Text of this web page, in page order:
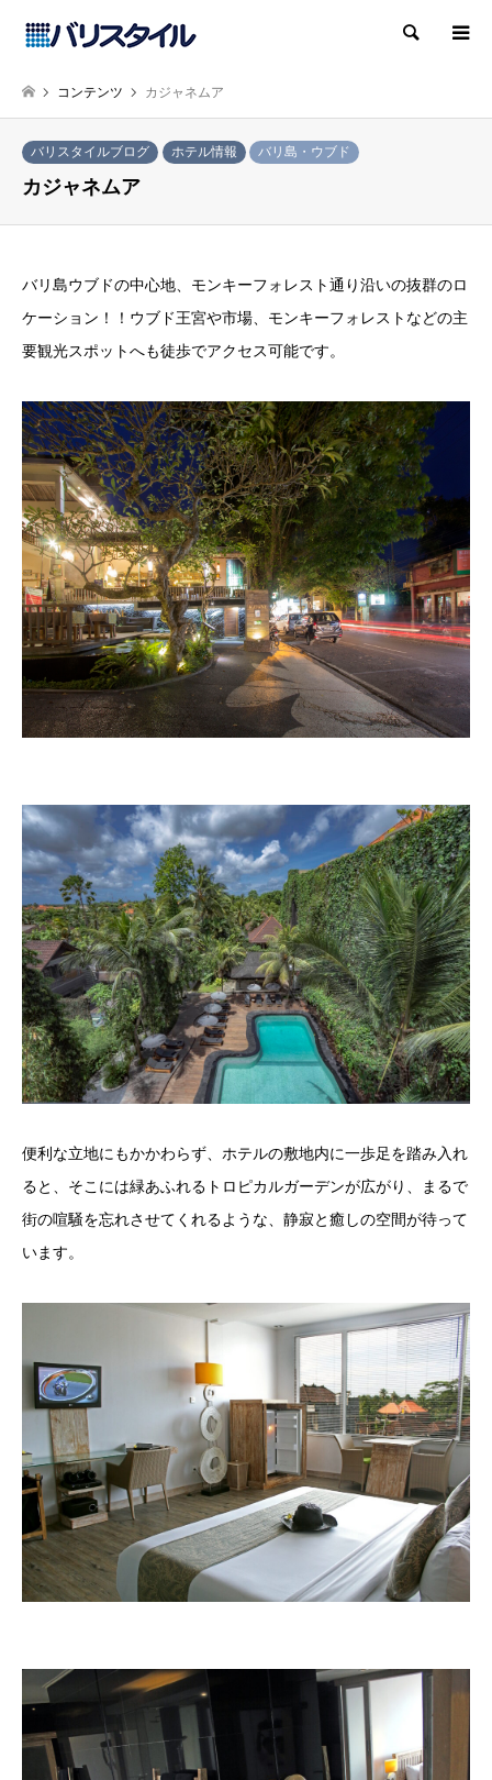
検索
コンテンツ カジャネムア
バリスタイルブログ ホテル情報 バリ島・ウブド
カジャネムア
バリ島ウブドの中心地、モンキーフォレスト通り沿いの抜群のロ
ケーション！！ウブド王宮や市場、モンキーフォレストなどの主
要観光スポットへも徒歩でアクセス可能です。
便利な立地にもかかわらず、ホテルの敷地内に一歩足を踏み入れ
ると、そこには緑あふれるトロピカルガーデンが広がり、まるで
街の喧騒を忘れさせてくれるような、静寂と癒しの空間が待って
います。